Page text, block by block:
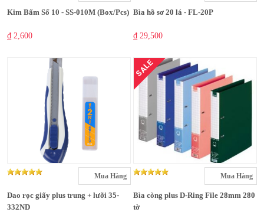
Kim Bấm Số 10 - SS-010M (Box/Pcs)
₫ 2,600
Bìa hồ sơ 20 lá - FL-20P
₫ 29,500
Mua Hàng
Dao rọc giấy plus trung + lưỡi 35-
332ND
SALE
Mua Hàng
Bìa còng plus D-Ring File 28mm 280
tờ